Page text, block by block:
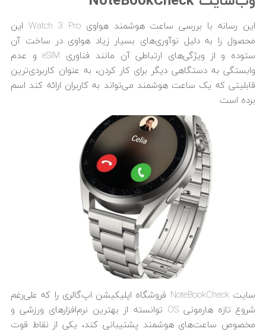
این رسانه با بررسی ساعت هوشمند هواوی Watch 3 Pro این
محصول را به دلیل نوآوری‌های بسیار زیاد هواوی در ساخت آن
ستوده و از ویژگی‌های ارتباطی آن مانند فناوری eSIM و عدم
وابستگی به دستگاهی دیگر برای کار کردن، به عنوان کاربردی‌ترین
قابلیتی که یک ساعت هوشمند می‌تواند به کاربران ارائه کند اسم
برده است.
سایت NoteBookCheck فروشگاه اپلیکیشن اپ‌گالری را که علی‌رغم
شروع تازه هارمونی OS توانسته از بهترین نرم‌افزارهای ورزشی و
مخصوص ساعت‌های هوشمند پشتیبانی کند، یکی از نقاط قوت